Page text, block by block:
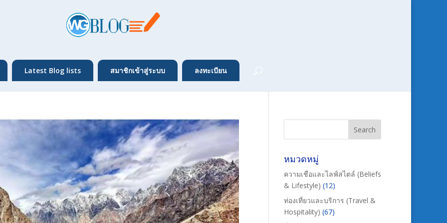
Latest Blog lists สมาชิกเข้าสู่ระบบ ลงทะเบียน
หมวดหมู่
ความเชื่อและไลฟ์สไตล์ (Beliefs
& Lifestyle) (12)
ท่องเที่ยวและบริการ (Travel &
Hospitality) (67)